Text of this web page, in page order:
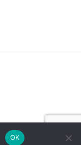
OK